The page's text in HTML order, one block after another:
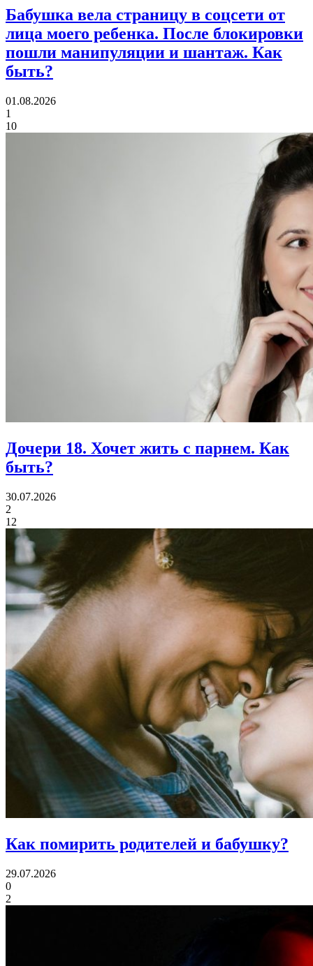
Бабушка вела страницу в соцсети от
лица моего ребенка. После блокировки
пошли манипуляции и шантаж. Как
быть?
01.08.2026
1
10
Дочери 18. Хочет жить с парнем. Как
быть?
30.07.2026
2
12
Как помирить родителей и бабушку?
29.07.2026
0
2